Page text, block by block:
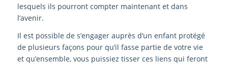
lesquels ils pourront compter maintenant et dans
l’avenir.
Il est possible de s’engager auprès d’un enfant protégé
de plusieurs façons pour qu’il fasse partie de votre vie
et qu’ensemble, vous puissiez tisser ces liens qui feront